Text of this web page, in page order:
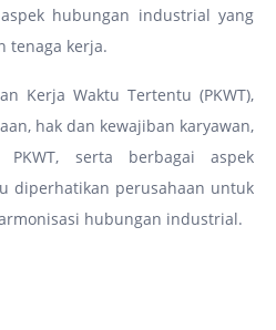
hubungan industrial yang
tenaga kerja.
Kerja Waktu Tertentu (PKWT),
hak dan kewajiban karyawan,
PKWT, serta berbagai aspek
diperhatikan perusahaan untuk
hubungan industrial.